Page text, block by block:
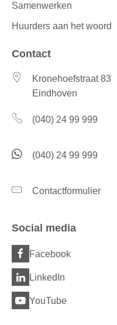
Samenwerken
Huurders aan het woord
Contact
Kronehoefstraat 83
Eindhoven
(040) 24 99 999
(040) 24 99 999
Contactformulier
Social media
Facebook
LinkedIn
YouTube